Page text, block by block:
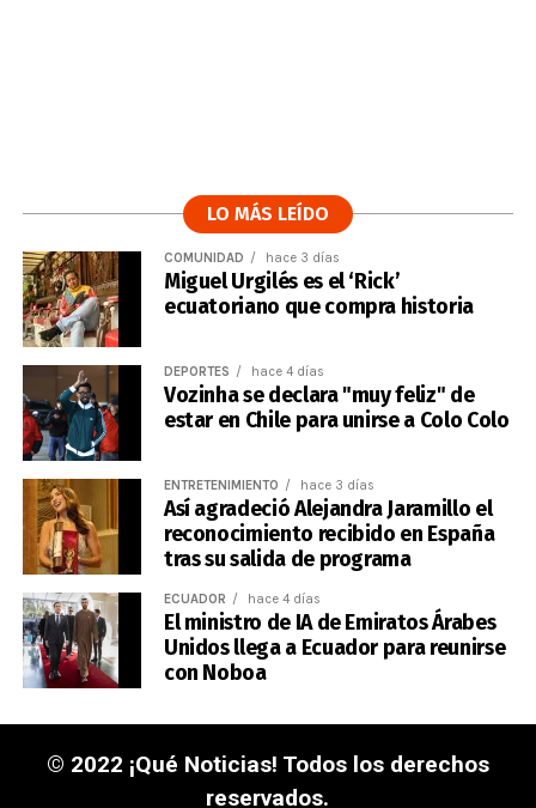
LO MÁS LEÍDO
COMUNIDAD hace 3 días
Miguel Urgilés es el ‘Rick’
ecuatoriano que compra historia
DEPORTES hace 4 días
Vozinha se declara "muy feliz" de
estar en Chile para unirse a Colo Colo
ENTRETENIMIENTO hace 3 días
Así agradeció Alejandra Jaramillo el
reconocimiento recibido en España
tras su salida de programa
ECUADOR hace 4 días
El ministro de IA de Emiratos Árabes
Unidos llega a Ecuador para reunirse
con Noboa
© 2022 ¡Qué Noticias! Todos los derechos
reservados.